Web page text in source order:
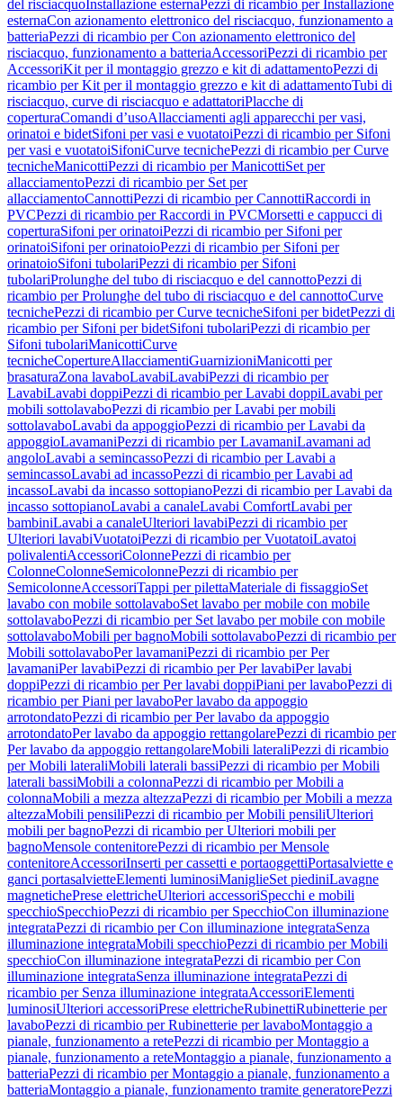
del risciacquoInstallazione esternaPezzi di ricambio per Installazione
esternaCon azionamento elettronico del risciacquo, funzionamento a
batteriaPezzi di ricambio per Con azionamento elettronico del
risciacquo, funzionamento a batteriaAccessoriPezzi di ricambio per
AccessoriKit per il montaggio grezzo e kit di adattamentoPezzi di
ricambio per Kit per il montaggio grezzo e kit di adattamentoTubi di
risciacquo, curve di risciacquo e adattatoriPlacche di
coperturaComandi d’usoAllacciamenti agli apparecchi per vasi,
orinatoi e bidetSifoni per vasi e vuotatoiPezzi di ricambio per Sifoni
per vasi e vuotatoiSifoniCurve tecnichePezzi di ricambio per Curve
tecnicheManicottiPezzi di ricambio per ManicottiSet per
allacciamentoPezzi di ricambio per Set per
allacciamentoCannottiPezzi di ricambio per CannottiRaccordi in
PVCPezzi di ricambio per Raccordi in PVCMorsetti e cappucci di
coperturaSifoni per orinatoiPezzi di ricambio per Sifoni per
orinatoiSifoni per orinatoioPezzi di ricambio per Sifoni per
orinatoioSifoni tubolariPezzi di ricambio per Sifoni
tubolariProlunghe del tubo di risciacquo e del cannottoPezzi di
ricambio per Prolunghe del tubo di risciacquo e del cannottoCurve
tecnichePezzi di ricambio per Curve tecnicheSifoni per bidetPezzi di
ricambio per Sifoni per bidetSifoni tubolariPezzi di ricambio per
Sifoni tubolariManicottiCurve
tecnicheCopertureAllacciamentiGuarnizioniManicotti per
brasaturaZona lavaboLavabiLavabiPezzi di ricambio per
LavabiLavabi doppiPezzi di ricambio per Lavabi doppiLavabi per
mobili sottolavaboPezzi di ricambio per Lavabi per mobili
sottolavaboLavabi da appoggioPezzi di ricambio per Lavabi da
appoggioLavamaniPezzi di ricambio per LavamaniLavamani ad
angoloLavabi a semincassoPezzi di ricambio per Lavabi a
semincassoLavabi ad incassoPezzi di ricambio per Lavabi ad
incassoLavabi da incasso sottopianoPezzi di ricambio per Lavabi da
incasso sottopianoLavabi a canaleLavabi ComfortLavabi per
bambiniLavabi a canaleUlteriori lavabiPezzi di ricambio per
Ulteriori lavabiVuotatoiPezzi di ricambio per VuotatoiLavatoi
polivalentiAccessoriColonnePezzi di ricambio per
ColonneColonneSemicolonnePezzi di ricambio per
SemicolonneAccessoriTappi per pilettaMateriale di fissaggioSet
lavabo con mobile sottolavaboSet lavabo per mobile con mobile
sottolavaboPezzi di ricambio per Set lavabo per mobile con mobile
sottolavaboMobili per bagnoMobili sottolavaboPezzi di ricambio per
Mobili sottolavaboPer lavamaniPezzi di ricambio per Per
lavamaniPer lavabiPezzi di ricambio per Per lavabiPer lavabi
doppiPezzi di ricambio per Per lavabi doppiPiani per lavaboPezzi di
ricambio per Piani per lavaboPer lavabo da appoggio
arrotondatoPezzi di ricambio per Per lavabo da appoggio
arrotondatoPer lavabo da appoggio rettangolarePezzi di ricambio per
Per lavabo da appoggio rettangolareMobili lateraliPezzi di ricambio
per Mobili lateraliMobili laterali bassiPezzi di ricambio per Mobili
laterali bassiMobili a colonnaPezzi di ricambio per Mobili a
colonnaMobili a mezza altezzaPezzi di ricambio per Mobili a mezza
altezzaMobili pensiliPezzi di ricambio per Mobili pensiliUlteriori
mobili per bagnoPezzi di ricambio per Ulteriori mobili per
bagnoMensole contenitorePezzi di ricambio per Mensole
contenitoreAccessoriInserti per cassetti e portaoggettiPortasalviette e
ganci portasalvietteElementi luminosiManiglieSet piediniLavagne
magnetichePrese elettricheUlteriori accessoriSpecchi e mobili
specchioSpecchioPezzi di ricambio per SpecchioCon illuminazione
integrataPezzi di ricambio per Con illuminazione integrataSenza
illuminazione integrataMobili specchioPezzi di ricambio per Mobili
specchioCon illuminazione integrataPezzi di ricambio per Con
illuminazione integrataSenza illuminazione integrataPezzi di
ricambio per Senza illuminazione integrataAccessoriElementi
luminosiUlteriori accessoriPrese elettricheRubinettiRubinetterie per
lavaboPezzi di ricambio per Rubinetterie per lavaboMontaggio a
pianale, funzionamento a retePezzi di ricambio per Montaggio a
pianale, funzionamento a reteMontaggio a pianale, funzionamento a
batteriaPezzi di ricambio per Montaggio a pianale, funzionamento a
batteriaMontaggio a pianale, funzionamento tramite generatorePezzi